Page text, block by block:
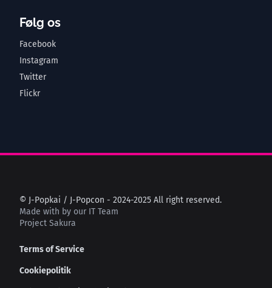
Følg os
Facebook
Instagram
Twitter
Flickr
© J-Popkai / J-Popcon - 2024-2025 All right reserved.
Made with by our IT Team
Project Sakura
Terms of Service
Cookiepolitik